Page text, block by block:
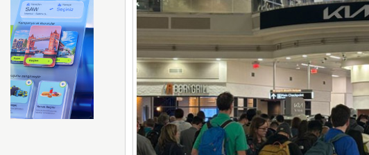
Türk Hava Kuvvetleri’nin ilk kadın generali;